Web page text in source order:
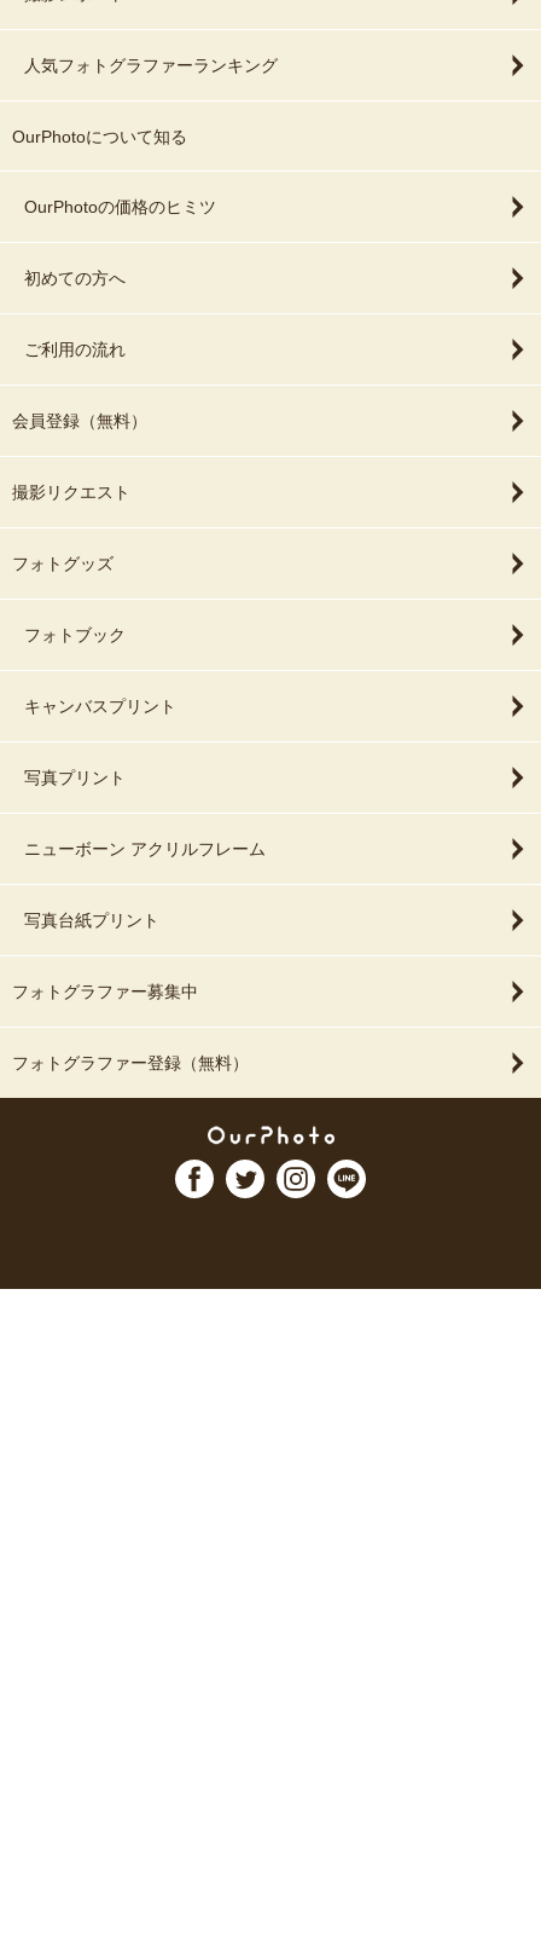
人気フォトグラファーランキング
OurPhotoについて知る
OurPhotoの価格のヒミツ
初めての方へ
ご利用の流れ
会員登録（無料）
撮影リクエスト
フォトグッズ
フォトブック
キャンバスプリント
写真プリント
ニューボーン アクリルフレーム
写真台紙プリント
フォトグラファー募集中
フォトグラファー登録（無料）